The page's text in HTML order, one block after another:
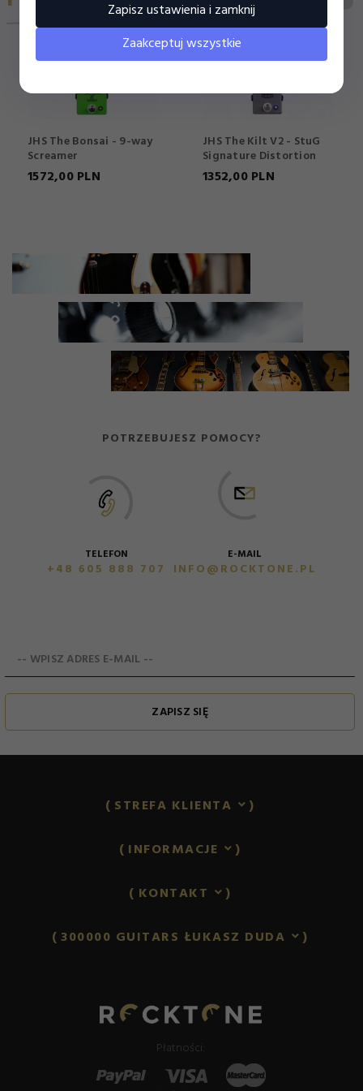
JHS The Bonsai - 9-way
Screamer
1572,00 PLN
JHS The Kilt V2 - StuG
Signature Distortion
1352,00 PLN
POTRZEBUJESZ POMOCY?
TELEFON
+48 605 888 707
E-MAIL
INFO@ROCKTONE.PL
-- WPISZ ADRES E-MAIL --
ZAPISZ SIĘ
STREFA KLIENTA
INFORMACJE
KONTAKT
300000 GUITARS ŁUKASZ DUDA
Płatności:
Zapisz ustawienia i zamknij
Zaakceptuj wszystkie